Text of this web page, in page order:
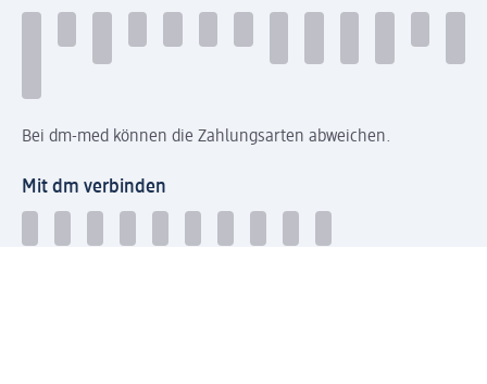
Bei dm-med können die Zahlungsarten abweichen.
Mit dm verbinden